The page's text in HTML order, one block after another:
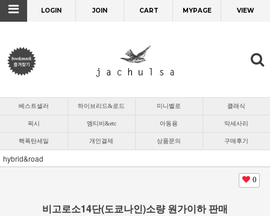
LOGIN JOIN CART MYPAGE VIEW
베스트셀러 하이브리드&로드 미니벨로 클래식
픽시 엠티비&etc 아동용 악세사리
핵폭탄세일 개인결제 상품문의 구매후기
hybrid&road
0
비고로소14단(도쿄나인)소량 원가이하 판매